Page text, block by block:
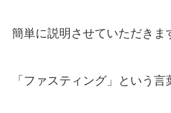
簡単に説明させていただきま
「ファスティング」という言